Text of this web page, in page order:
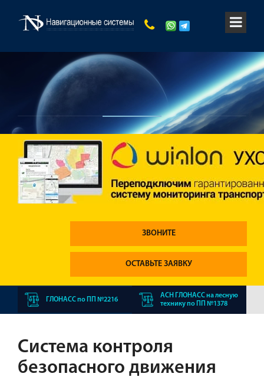
ЗВОНИТЕ
ОСТАВЬТЕ ЗАЯВКУ
ГЛОНАСС по ПП №2216
АСН ГЛОНАСС на лесную
технику по ПП №1378
Система контроля
безопасного движения